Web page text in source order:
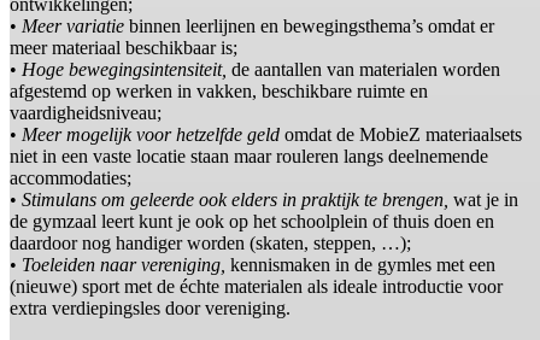
ontwikkelingen;
• Meer variatie binnen leerlijnen en bewegingsthema’s omdat er
meer materiaal beschikbaar is;
• Hoge bewegingsintensiteit, de aantallen van materialen worden
afgestemd op werken in vakken, beschikbare ruimte en
vaardigheidsniveau;
• Meer mogelijk voor hetzelfde geld omdat de MobieZ materiaalsets
niet in een vaste locatie staan maar rouleren langs deelnemende
accommodaties;
• Stimulans om geleerde ook elders in praktijk te brengen, wat je in
de gymzaal leert kunt je ook op het schoolplein of thuis doen en
daardoor nog handiger worden (skaten, steppen, …);
• Toeleiden naar vereniging, kennismaken in de gymles met een
(nieuwe) sport met de échte materialen als ideale introductie voor
extra verdiepingsles door vereniging.